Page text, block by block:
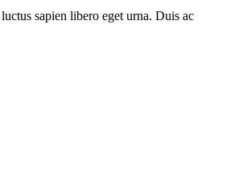
sapien libero eget urna. Duis ac